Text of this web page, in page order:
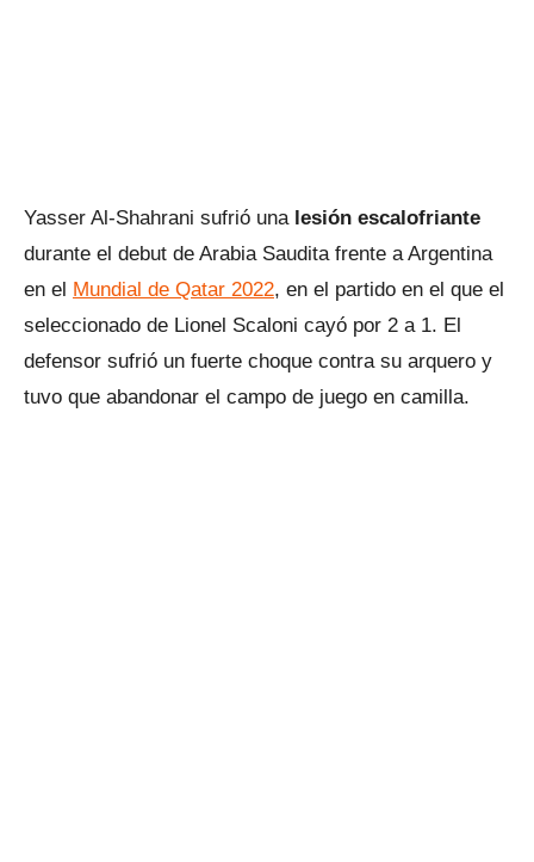
Yasser Al-Shahrani sufrió una lesión escalofriante
durante el debut de Arabia Saudita frente a Argentina
en el Mundial de Qatar 2022, en el partido en el que el
seleccionado de Lionel Scaloni cayó por 2 a 1. El
defensor sufrió un fuerte choque contra su arquero y
tuvo que abandonar el campo de juego en camilla.